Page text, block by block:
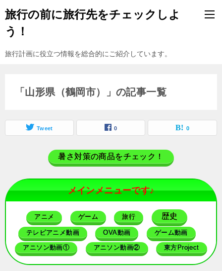
旅行の前に旅行先をチェックしよ
う！
旅行計画に役立つ情報を総合的にご紹介しています。
「山形県（鶴岡市）」の記事一覧
Tweet 0 0
暑さ対策の商品をチェック！
メインメニューです♪
アニメ ゲーム 旅行 歴史
テレビアニメ動画 OVA動画 ゲーム動画
アニソン動画① アニソン動画② 東方Project